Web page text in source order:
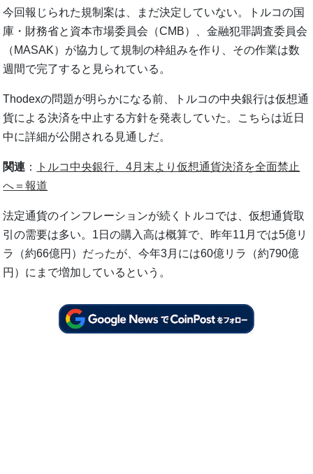
今回報じられた規制案は、まだ決定していない。トルコの国
庫・財務省と資本市場委員会（CMB）、金融犯罪調査委員会
（MASAK）が協力して規制の枠組みを作り、その作業は数
週間で完了すると見られている。
Thodexの問題が明らかになる前、トルコの中央銀行は仮想通
貨による決済を中止する方針を発表していた。こちらは近日
中に詳細が公開される見通しだ。
関連 ：
トルコ中央銀行、4月末より仮想通貨決済を全面禁止
へ＝報道
法定通貨のインフレーションが続くトルコでは、仮想通貨取
引の需要は多い。1日の購入高は概算で、昨年11月では5億リ
ラ（約66億円）だったが、今年3月には60億リラ（約790億
円）にまで増加しているという。